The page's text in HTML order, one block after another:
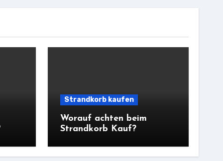
Strandkorb kaufen
Worauf achten beim
Strandkorb Kauf?